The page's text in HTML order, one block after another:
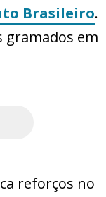
Brasileiro.
gramados em
reforços no